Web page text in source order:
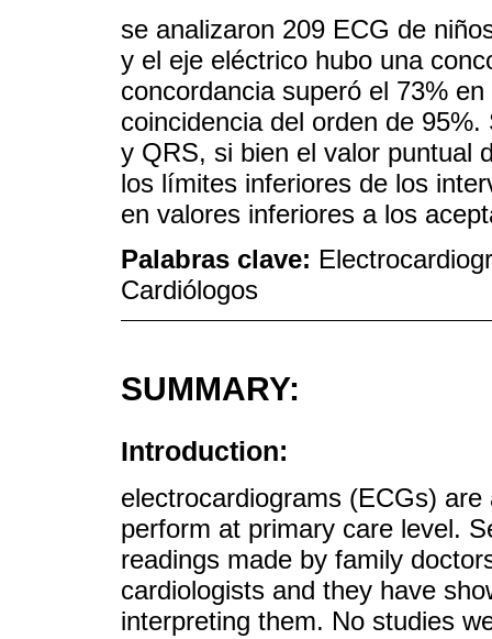
se analizaron 209 ECG de
y el eje eléctrico hubo una
concordancia superó el 73%
coincidencia del orden de
y QRS, si bien el valor puntual
los límites inferiores de los
en valores inferiores a los
Palabras clave:
Cardiólogos
SUMMARY:
Introduction:
electrocardiograms (ECGs)
perform at primary care level.
readings made by family
cardiologists and they have
interpreting them. No studies